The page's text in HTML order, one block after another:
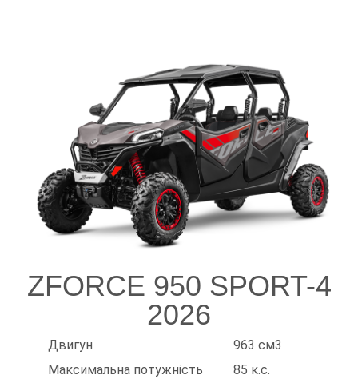
ZFORCE 950 SPORT-4
2026
Двигун
963 см3
Максимальна потужність
85 к.с.